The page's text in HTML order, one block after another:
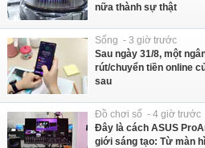
nữa thành sự thật
Sống - 3 giờ trước
Sau ngày 31/8, một
rút/chuyển tiền online
sau
Đồ chơi số - 4 giờ trước
Đây là cách ASUS
giới sáng tạo: Từ màn